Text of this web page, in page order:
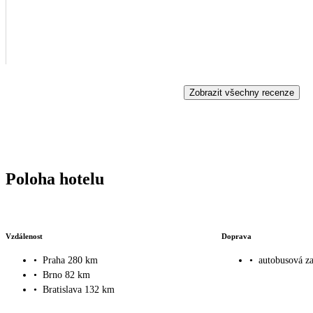
Zobrazit všechny recenze
Poloha hotelu
Vzdálenost
• Praha 280 km
• Brno 82 km
• Bratislava 132 km
Doprava
• autobusová